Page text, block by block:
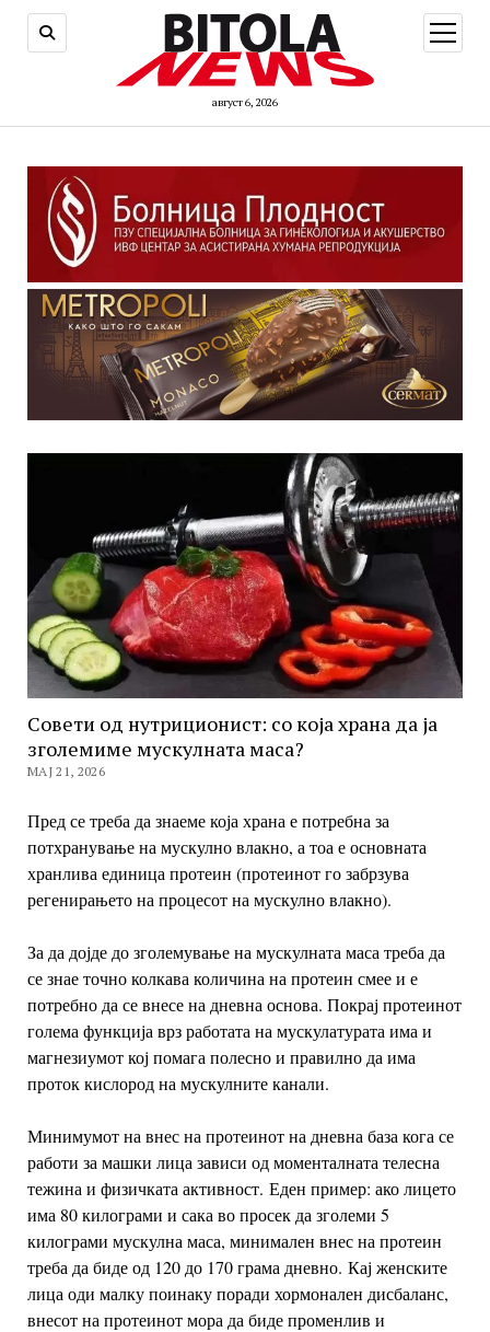
август 6, 2026
open
menu
Совети од нутриционист: со која храна да ја
зголемиме мускулната маса?
МАЈ 21, 2026
Пред се треба да знаеме која храна е потребна за
потхранување на мускулно влакно, а тоа е основната
хранлива единица протеин (протеинот го забрзува
регенирањето на процесот на мускулно влакно).
За да дојде до зголемување на мускулната маса треба да
се знае точно колкава количина на протеин смее и е
потребно да се внесе на дневна основа. Покрај протеинот
голема функција врз работата на мускулатурата има и
магнезиумот кој помага полесно и правилно да има
проток кислород на мускулните канали.
Минимумот на внес на протеинот на дневна база кога се
работи за машки лица зависи од моменталната телесна
тежина и физичката активност. Еден пример: ако лицето
има 80 килограми и сака во просек да зголеми 5
килограми мускулна маса, минимален внес на протеин
треба да биде од 120 до 170 грама дневно. Кај женските
лица оди малку поинаку поради хормонален дисбаланс,
внесот на протеинот мора да биде променлив и